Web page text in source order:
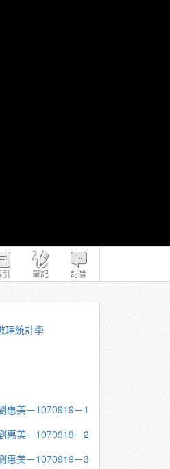
筆記 討論
理統計學
惠美－1070919－1
惠美－1070919－2
惠美－1070919－3